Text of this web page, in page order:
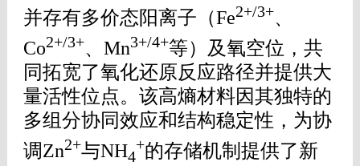
并存有多价态阳离子（Fe2+/3+、
Co2+/3+、Mn3+/4+等）及氧空位，共
同拓宽了氧化还原反应路径并提供大
量活性位点。该高熵材料因其独特的
多组分协同效应和结构稳定性，为协
调Zn2+与NH4
+的存储机制提供了新